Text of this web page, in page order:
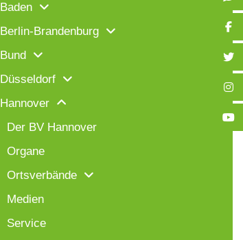
Baden
Berlin-Brandenburg
Bund
Düsseldorf
Hannover
Der BV Hannover
Organe
Ortsverbände
Medien
Service